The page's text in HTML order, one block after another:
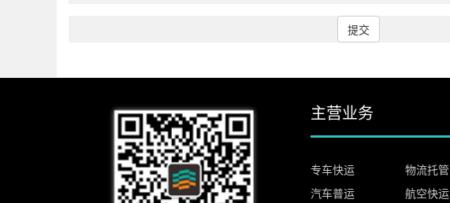
提交
主营业务
专车快运
物流托管
汽车普运
航空快运